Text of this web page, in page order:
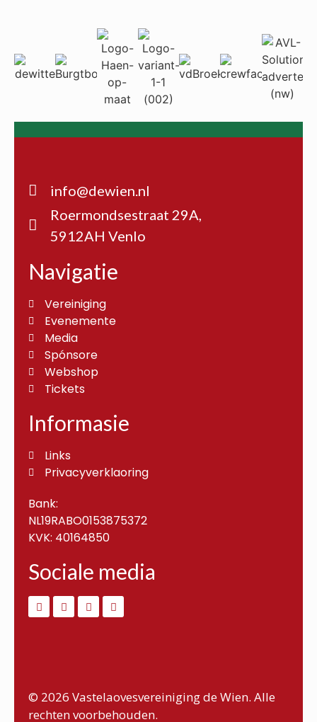
info@dewien.nl
Roermondsestraat 29A,
5912AH Venlo
Navigatie
Vereiniging
Evenemente
Media
Spónsore
Webshop
Tickets
Informasie
Links
Privacyverklaoring
Bank:
NL19RABO0153875372
KVK: 40164850
Sociale media
© 2026 Vastelaovesvereiniging de Wien. Alle
rechten voorbehouden.